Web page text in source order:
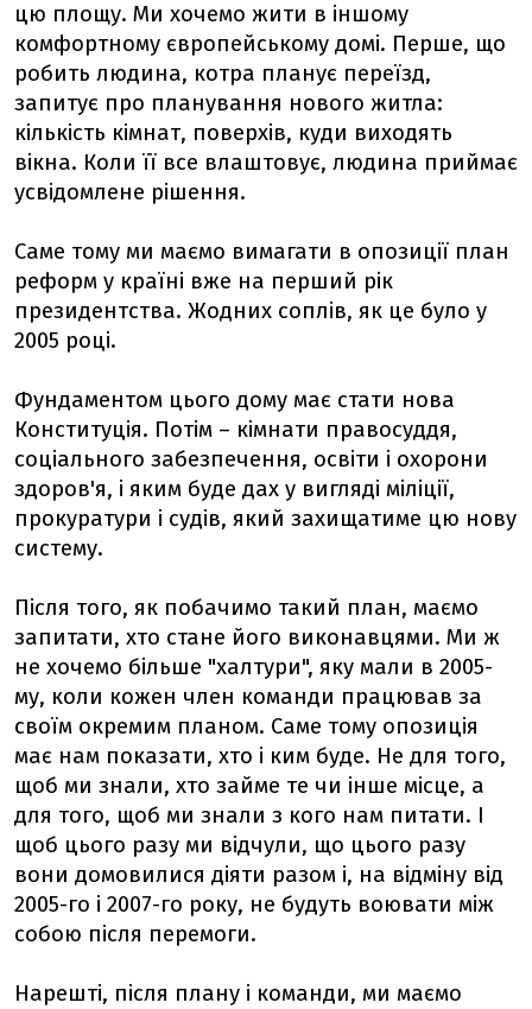
цю площу. Ми хочемо жити в іншому
комфортному європейському домі. Перше, що
робить людина, котра планує переїзд,
запитує про планування нового житла:
кількість кімнат, поверхів, куди виходять
вікна. Коли її все влаштовує, людина приймає
усвідомлене рішення.
Саме тому ми маємо вимагати в опозиції план
реформ у країні вже на перший рік
президентства. Жодних соплів, як це було у
2005 році.
Фундаментом цього дому має стати нова
Конституція. Потім – кімнати правосуддя,
соціального забезпечення, освіти і охорони
здоров'я, і яким буде дах у вигляді міліції,
прокуратури і судів, який захищатиме цю нову
систему.
Після того, як побачимо такий план, маємо
запитати, хто стане його виконавцями. Ми ж
не хочемо більше "халтури", яку мали в 2005-
му, коли кожен член команди працював за
своїм окремим планом. Саме тому опозиція
має нам показати, хто і ким буде. Не для того,
щоб ми знали, хто займе те чи інше місце, а
для того, щоб ми знали з кого нам питати. І
щоб цього разу ми відчули, що цього разу
вони домовилися діяти разом і, на відміну від
2005-го і 2007-го року, не будуть воювати між
собою після перемоги.
Нарешті, після плану і команди, ми маємо